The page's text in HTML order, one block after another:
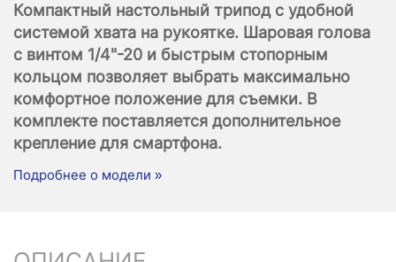
Компактный настольный трипод с удобной
системой хвата на рукоятке. Шаровая голова
с винтом 1/4"-20 и быстрым стопорным
кольцом позволяет выбрать максимально
комфортное положение для съемки. В
комплекте поставляется дополнительное
крепление для смартфона.
Подробнее о модели »